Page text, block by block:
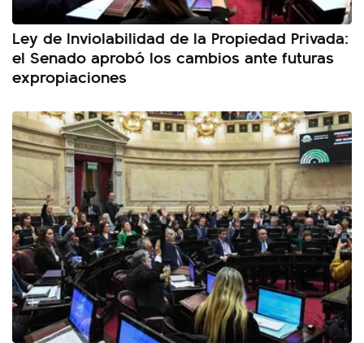
Ley de Inviolabilidad de la Propiedad Privada:
el Senado aprobó los cambios ante futuras
expropiaciones